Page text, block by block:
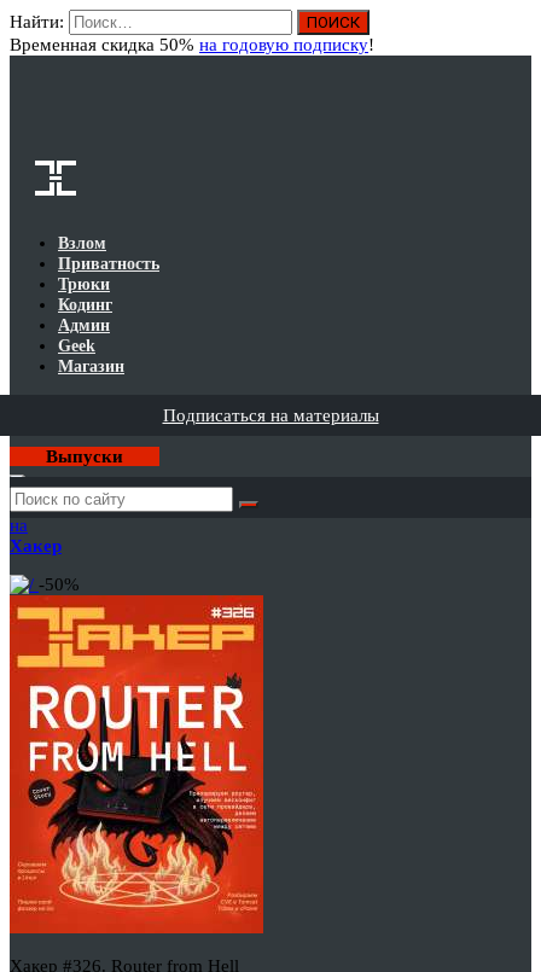
Найти:
Временная скидка 50% на годовую подписку!
Взлом
Приватность
Трюки
Кодинг
Админ
Geek
Магазин
Подписаться на материалы
Выпуски
Годовая
подписка
на
Хакер
-50%
Хакер #326. Router from Hell